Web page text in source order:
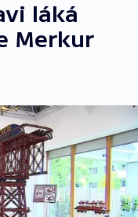
láká
Merkur